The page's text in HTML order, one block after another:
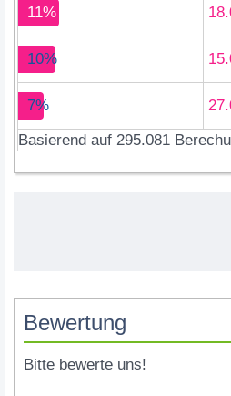
11%
10%
7%
Basierend auf 295.081
Bewertung
Bitte bewerte uns!